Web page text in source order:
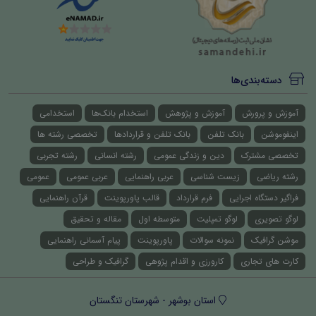
دسته‌بندی‌ها
آموزش و پرورش آموزش و پژوهش استخدام بانک‌ها
استخدامی
اینفوموشن
بانک تلفن بانک تلفن و قراردادها
تخصصی رشته ها
تخصصی مشترک
دین و زندگی عمومی رشته انسانی
رشته تجربی
رشته ریاضی
زیست شناسی عربی راهنمایی عربی عمومی
عمومی
فراگیر دستگاه اجرایی
فرم قرارداد قالب پاورپوینت
قرآن راهنمایی
لوگو تصویری
لوگو تمپلیت متوسطه اول
مقاله و تحقیق
موشن گرافیک
نمونه سوالات پاورپوینت
پیام آسمانی راهنمایی
کارت های تجاری
کارورزی و اقدام پژوهی گرافیک و طراحی
استان بوشهر - شهرستان تنگستان